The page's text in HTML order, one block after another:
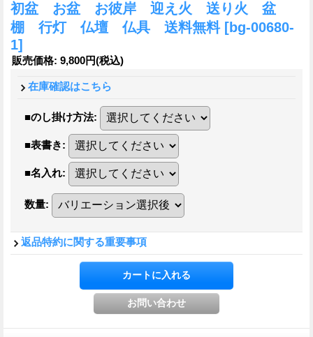
初盆 お盆 お彼岸 迎え火 送り火 盆
棚 行灯 仏壇 仏具 送料無料 [bg-00680-
1]
販売価格: 9,800円(税込)
在庫確認はこちら
■のし掛け方法:
■表書き:
■名入れ:
数量:
返品特約に関する重要事項